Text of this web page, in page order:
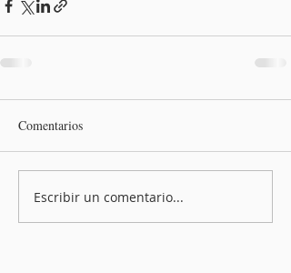
Comentarios
Escribir un comentario...